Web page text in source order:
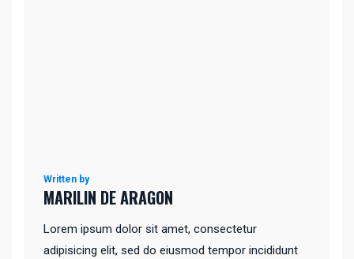
Written by
MARILIN DE ARAGON
Lorem ipsum dolor sit amet, consectetur
adipisicing elit, sed do eiusmod tempor incididunt